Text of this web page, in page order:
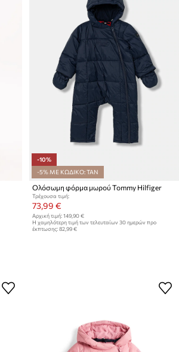
-10%
-5% ΜΕ ΚΩΔΙΚΟ: TAN
Ολόσωμη φόρμα μωρού Tommy Hilfiger
Τρέχουσα τιμή:
73,99 €
Αρχική τιμή: 149,90 €
Η χαμηλότερη τιμή των τελευταίων 30 ημερών προ
έκπτωσης: 82,99 €